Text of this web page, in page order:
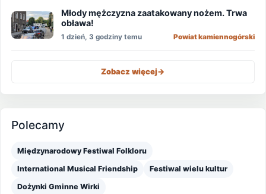
Młody mężczyzna zaatakowany nożem. Trwa
obława!
1 dzień, 3 godziny temu Powiat kamiennogórski
Zobacz więcej->
Polecamy
Międzynarodowy Festiwal Folkloru
International Musical Friendship Festiwal wielu kultur
Dożynki Gminne Wirki